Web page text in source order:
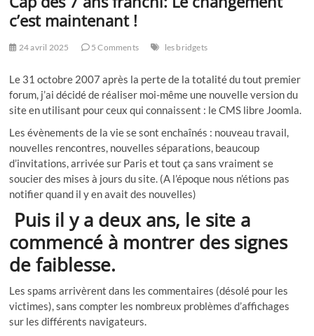
c’est maintenant !
24 avril 2025 5 Comments les bridgets
Le 31 octobre 2007 après la perte de la totalité du tout premier
forum, j’ai décidé de réaliser moi-même une nouvelle version du
site en utilisant pour ceux qui connaissent : le CMS libre Joomla.
Les évènements de la vie se sont enchaînés : nouveau travail,
nouvelles rencontres, nouvelles séparations, beaucoup
d’invitations, arrivée sur Paris et tout ça sans vraiment se
soucier des mises à jours du site. (A l’époque nous n’étions pas
notifier quand il y en avait des nouvelles)
Puis il y a deux ans, le site a
commencé à montrer des signes
de faiblesse.
Les spams arrivèrent dans les commentaires (désolé pour les
victimes), sans compter les nombreux problèmes d’affichages
sur les différents navigateurs.